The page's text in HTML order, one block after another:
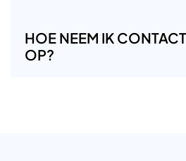
HOE NEEM IK
OP?